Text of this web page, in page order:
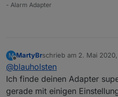
- Alarm Adapter
M
Offline
MartyBrschrieb am 2. Mai
zuletzt editiert von
@blauholsten
Ich finde deinen Adapter
gerade mit einigen